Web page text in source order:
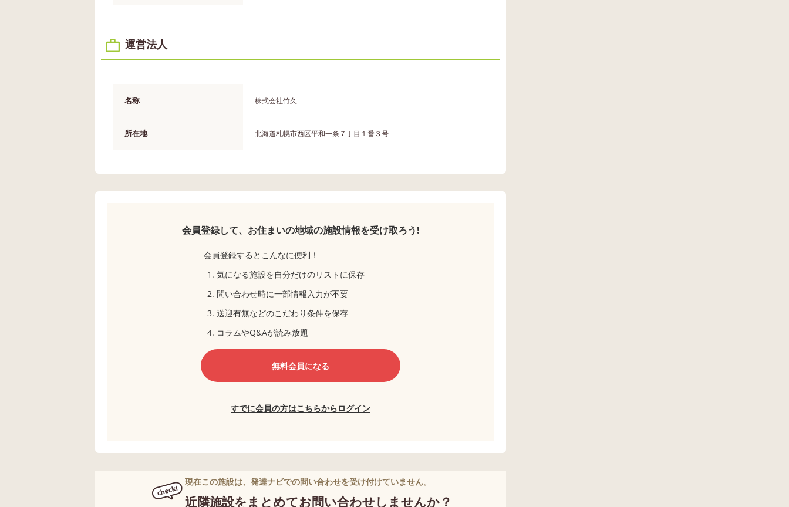
運営法人
名称 株式会社竹久
所在地 北海道札幌市西区平和一条７丁目１番３号
会員登録して、お住まいの地域の施設情報を受け取ろう!
会員登録するとこんなに便利！
気になる施設を自分だけのリストに保存
問い合わせ時に一部情報入力が不要
送迎有無などのこだわり条件を保存
コラムやQ&Aが読み放題
無料会員になる
すでに会員の方はこちらからログイン
現在この施設は、発達ナビでの問い合わせを受け付けていません。
近隣施設をまとめてお問い合わせしませんか？